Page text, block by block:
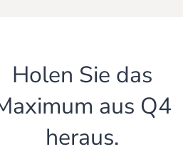
Holen Sie das
aus Q4
heraus.